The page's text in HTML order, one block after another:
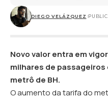
DIEGO VELÁZQUEZ
Novo valor entra em
milhares de
metrô de BH.
O aumento da tarifa do